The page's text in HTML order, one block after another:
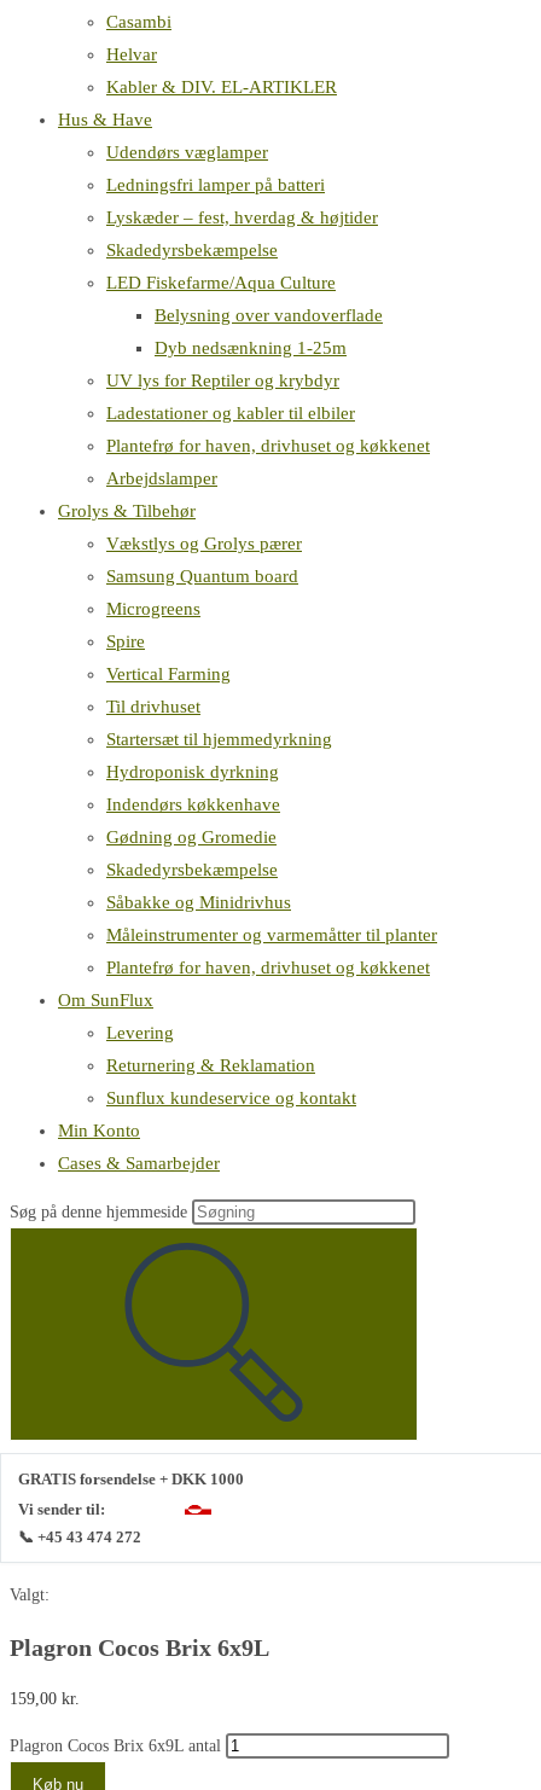
Casambi
Helvar
Kabler & DIV. EL-ARTIKLER
Hus & Have
Udendørs væglamper
Ledningsfri lamper på batteri
Lyskæder – fest, hverdag & højtider
Skadedyrsbekæmpelse
LED Fiskefarme/Aqua Culture
Belysning over vandoverflade
Dyb nedsænkning 1-25m
UV lys for Reptiler og krybdyr
Ladestationer og kabler til elbiler
Plantefrø for haven, drivhuset og køkkenet
Arbejdslamper
Grolys & Tilbehør
Vækstlys og Grolys pærer
Samsung Quantum board
Microgreens
Spire
Vertical Farming
Til drivhuset
Startersæt til hjemmedyrkning
Hydroponisk dyrkning
Indendørs køkkenhave
Gødning og Gromedie
Skadedyrsbekæmpelse
Såbakke og Minidrivhus
Måleinstrumenter og varmemåtter til planter
Plantefrø for haven, drivhuset og køkkenet
Om SunFlux
Levering
Returnering & Reklamation
Sunflux kundeservice og kontakt
Min Konto
Cases & Samarbejder
Søg på denne hjemmeside
GRATIS forsendelse + DKK 1000
Vi sender til:
📞 +45 43 474 272
Valgt:
Plagron Cocos Brix 6x9L
159,00 kr.
Plagron Cocos Brix 6x9L antal
Køb nu